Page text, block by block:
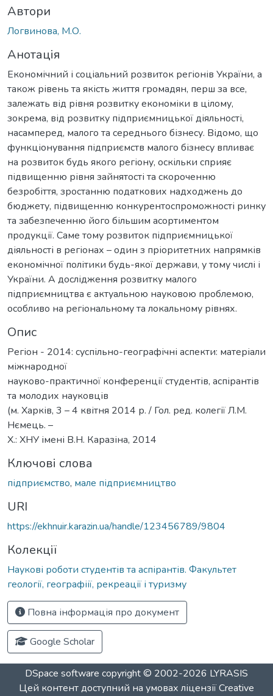
Автори
Логвинова, М.О.
Анотація
Економічний і соціальний розвиток регіонів України, а
також рівень та якість життя громадян, перш за все,
залежать від рівня розвитку економіки в цілому,
зокрема, від розвитку підприємницької діяльності,
насамперед, малого та середнього бізнесу. Відомо, що
функціонування підприємств малого бізнесу впливає
на розвиток будь якого регіону, оскільки сприяє
підвищенню рівня зайнятості та скороченню
безробіття, зростанню податкових надходжень до
бюджету, підвищенню конкурентоспроможності ринку
та забезпеченню його більшим асортиментом
продукції. Саме тому розвиток підприємницької
діяльності в регіонах – один з пріоритетних напрямків
економічної політики будь-якої держави, у тому числі і
України. А дослідження розвитку малого
підприємництва є актуальною науковою проблемою,
особливо на регіональному та локальному рівнях.
Опис
Регіон - 2014: суспільно-географічні аспекти: матеріали
міжнародної
науково-практичної конференції студентів, аспірантів
та молодих науковців
(м. Харків, 3 – 4 квітня 2014 р. / Гол. ред. колегії Л.М.
Нємець. –
Х.: ХНУ імені В.Н. Каразіна, 2014
Ключові слова
підприємство, мале підприємництво
URI
https://ekhnuir.karazin.ua/handle/123456789/9804
Колекції
Наукові роботи студентів та аспірантів. Факультет
геології, географіії, рекреації і туризму
Повна інформація про документ
Google Scholar
DSpace software copyright © 2002-2026 LYRASIS
Цей контент доступний на умовах ліцензіїCreative